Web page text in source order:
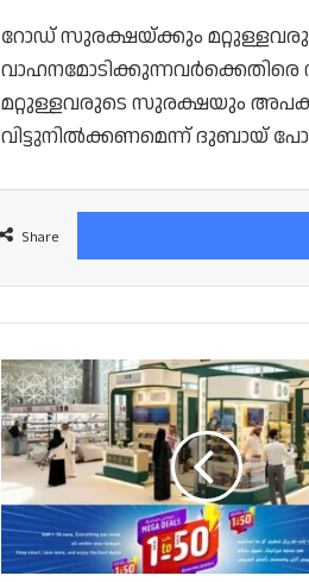
റോഡ് സുരക്ഷയ്ക്കും
വാഹനമോടിക്കുന്നവർക്കെതിരെ
മറ്റുള്ളവരുടെ സുരക്ഷയും
വിട്ടുനിൽക്കണമെന്ന് ദുബായ്
Share
35-ാ
മത്
ദോഹ
അന്താരാഷ്ട്ര
പുസ്തകമേളയ്ക്ക്
തുടക്കം;
18
ലക്ഷത്തിലേറെ
പുസ്തകങ്ങൾ